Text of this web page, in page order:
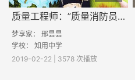
质量工程师：”质量消防员“是如何工作的
梦享家： 邢昙昙
学校： 知用中学
2019-02-22 | 3578 次播放